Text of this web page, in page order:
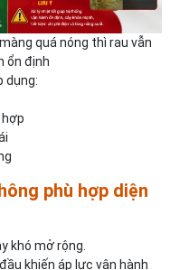
quá nóng thì rau vẫn
ổn định
dụng:
phù hợp diện
khó mở rộng.
khiến áp lực vận hành